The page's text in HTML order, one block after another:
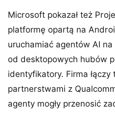
Microsoft pokazał też
platformę opartą na
uruchamiać agentów AI
od desktopowych hubów
identyfikatory. Firma
partnerstwami z
agenty mogły przenosić